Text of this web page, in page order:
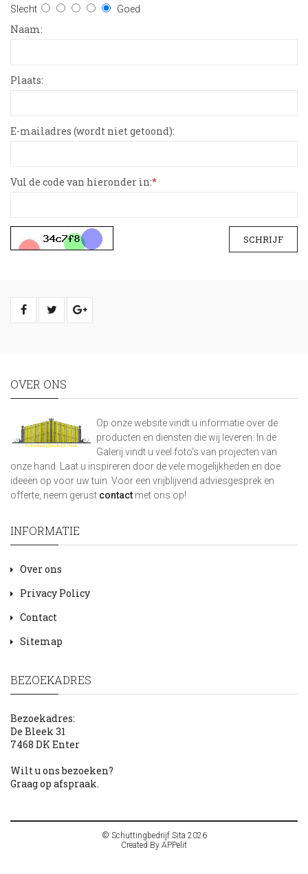
Slecht Goed
Naam:
Plaats:
E-mailadres (wordt niet getoond):
Vul de code van hieronder in:*
SCHRIJF
OVER ONS
Op onze website vindt u informatie over de
producten en diensten die wij leveren. In de
Galerij vindt u veel foto's van projecten van
onze hand. Laat u inspireren door de vele mogelijkheden en doe
ideeën op voor uw tuin. Voor een vrijblijvend adviesgesprek en
offerte, neem gerust contact met ons op!
INFORMATIE
Over ons
Privacy Policy
Contact
Sitemap
BEZOEKADRES
Bezoekadres:
De Bleek 31
7468 DK Enter
Wilt u ons bezoeken?
Graag op afspraak.
© Schuttingbedrijf Sita 2026
Created By APPelit